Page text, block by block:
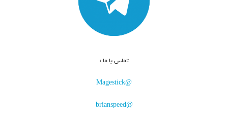
تماس با ما :
@Magestick
@brianspeed